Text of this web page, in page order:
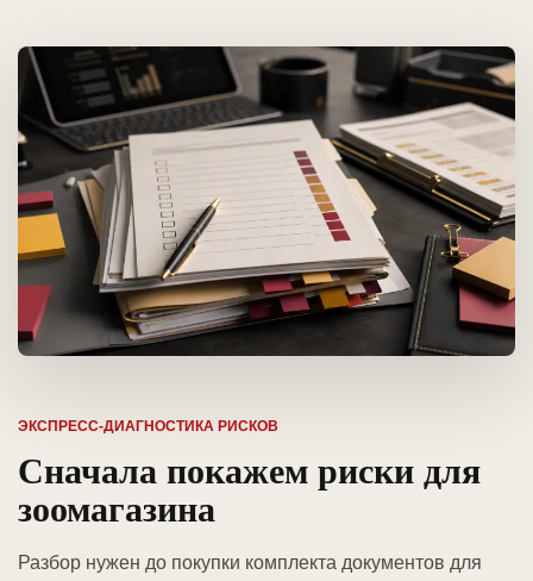
ЭКСПРЕСС-ДИАГНОСТИКА РИСКОВ
Сначала покажем риски для
зоомагазина
Разбор нужен до покупки комплекта документов для